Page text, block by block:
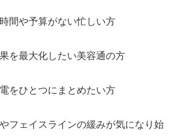
間や予算がない忙しい方
を最大化したい美容通の方
をひとつにまとめたい方
フェイスラインの緩みが気になり始